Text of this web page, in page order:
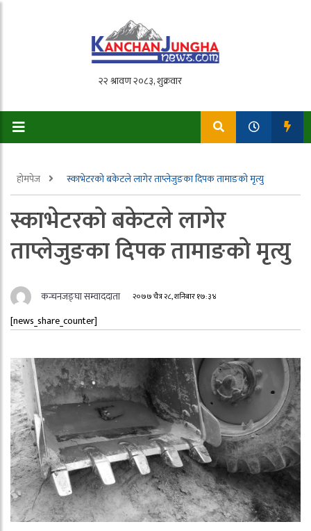
होमपेज स्काभेटरको बकेटले लागेर ताप्लेजुङका दिपक तामाङको मृत्यु
स्काभेटरको बकेटले लागेर
ताप्लेजुङका दिपक तामाङको मृत्यु
कन्चनजङ्घा सम्वाददाता २०७७ चैत्र २८, शनिबार १७:३४
[news_share_counter]